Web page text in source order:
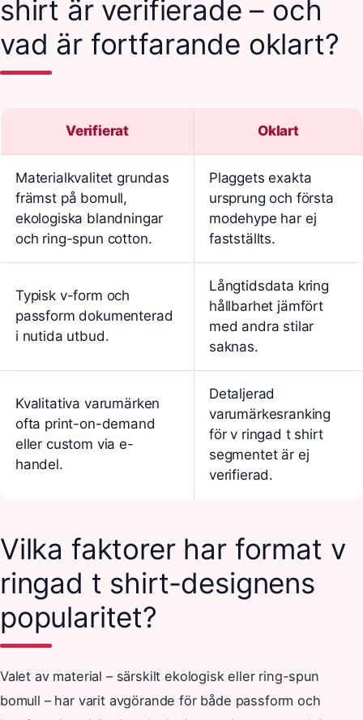
shirt är verifierade – och
vad är fortfarande oklart?
Verifierat Oklart
Materialkvalitet grundas
främst på bomull,
ekologiska blandningar
och ring-spun cotton.
Plaggets exakta
ursprung och första
modehype har ej
fastställts.
Typisk v-form och
passform dokumenterad
i nutida utbud.
Långtidsdata kring
hållbarhet jämfört
med andra stilar
saknas.
Kvalitativa varumärken
ofta print-on-demand
eller custom via e-
handel.
Detaljerad
varumärkesranking
för v ringad t shirt
segmentet är ej
verifierad.
Vilka faktorer har format v
ringad t shirt-designens
popularitet?
Valet av material – särskilt ekologisk eller ring-spun
bomull – har varit avgörande för både passform och